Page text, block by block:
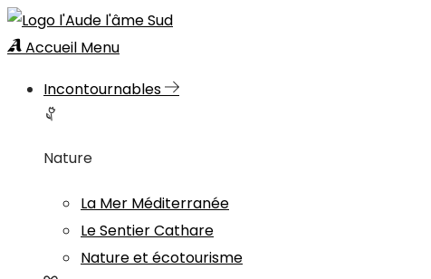
Accueil Menu
Incontournables
Nature
La Mer Méditerranée
Le Sentier Cathare
Nature et écotourisme